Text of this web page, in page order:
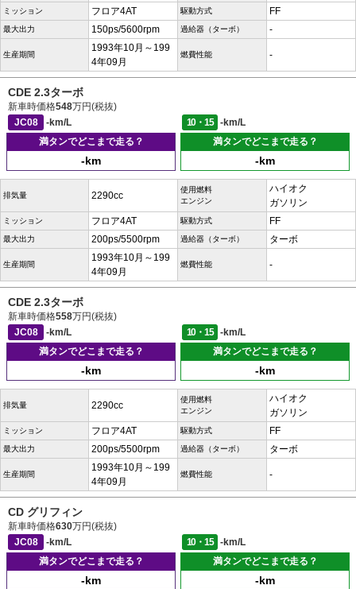
ミッション フロア4AT 駆動方式 FF
最大出力 150ps/5600rpm 過給器（ターボ） -
生産期間
1993年10月～199
4年09月
燃費性能 -
CDE 2.3ターボ
新車時価格548万円(税抜)
JC08
-km/L 10・15
-km/L
満タンでどこまで走る？
-km
満タンでどこまで走る？
-km
排気量 2290cc
使用燃料
エンジン
ハイオク
ガソリン
ミッション フロア4AT 駆動方式 FF
最大出力 200ps/5500rpm 過給器（ターボ） ターボ
生産期間
1993年10月～199
4年09月
燃費性能 -
CDE 2.3ターボ
新車時価格558万円(税抜)
JC08
-km/L 10・15
-km/L
満タンでどこまで走る？
-km
満タンでどこまで走る？
-km
排気量 2290cc
使用燃料
エンジン
ハイオク
ガソリン
ミッション フロア4AT 駆動方式 FF
最大出力 200ps/5500rpm 過給器（ターボ） ターボ
生産期間
1993年10月～199
4年09月
燃費性能 -
CD グリフィン
新車時価格630万円(税抜)
JC08
-km/L 10・15
-km/L
満タンでどこまで走る？
-km
満タンでどこまで走る？
-km